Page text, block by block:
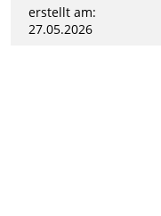
erstellt am:
27.05.2026